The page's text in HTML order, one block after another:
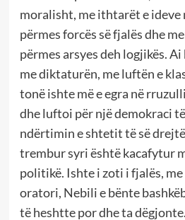
moralisht, me ithtarët e
përmes forcës së fjalës dhe
përmes arsyes deh logjikës.
me diktaturën, me luftën e
tonë ishte më e egra në
dhe luftoi për një demokraci
ndërtimin e shtetit të së
trembur syri është kacafytur
politikë. Ishte i zoti i fjalës,
oratori, Nebili e bënte
të heshtte por dhe ta dëgjonte.